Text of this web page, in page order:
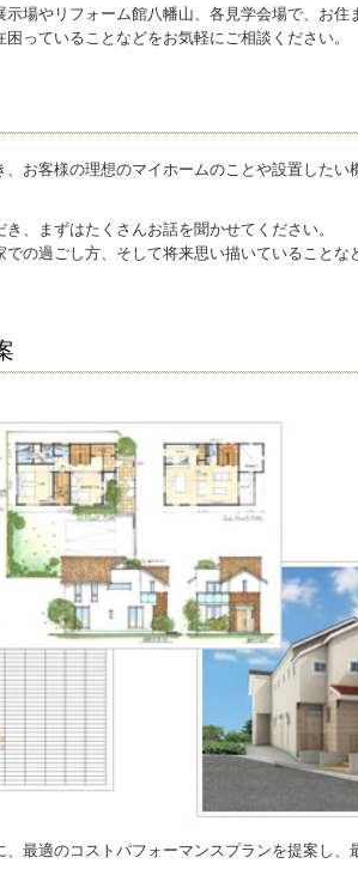
場やリフォーム館八幡山、各見学会場で、お住
っていることなどをお気軽にご相談ください。
お客様の理想のマイホームのことや設置したい
、まずはたくさんお話を聞かせてください。
の過ごし方、そして将来思い描いていること
最適のコストパフォーマンスプランを提案し